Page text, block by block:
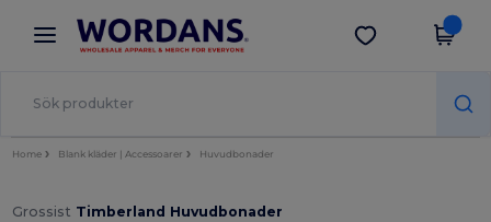
× Wordans-app
Bättre priser i appen!
Hämta app
Home Blank kläder | Accessoarer Huvudbonader
Grossist Timberland Huvudbonader